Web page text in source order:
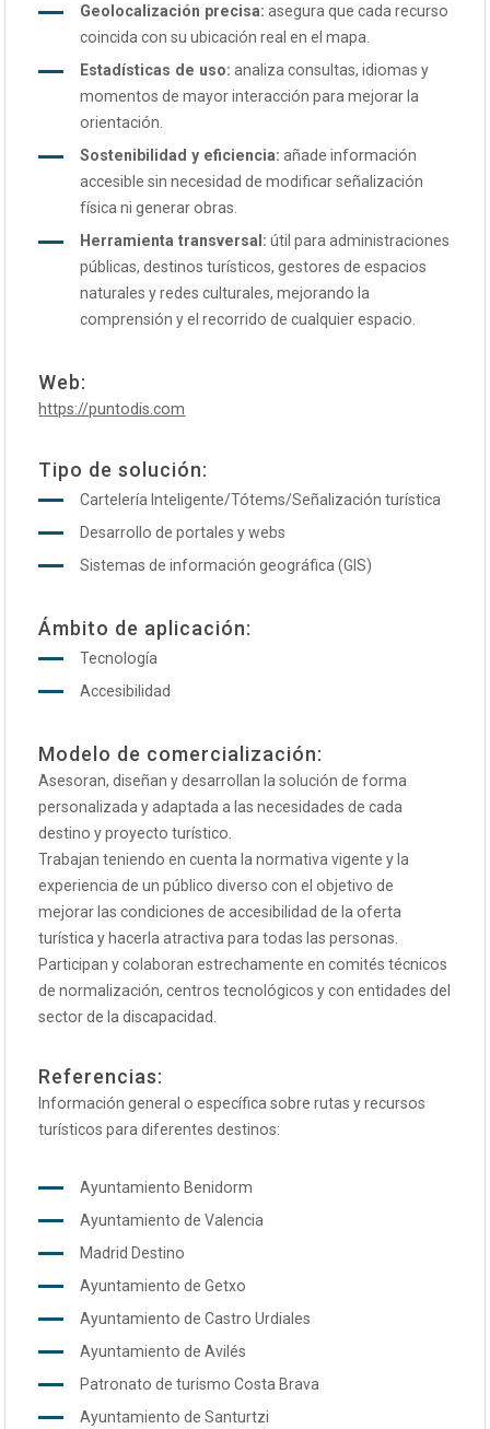
Geolocalización precisa: asegura que cada recurso
coincida con su ubicación real en el mapa.
Estadísticas de uso: analiza consultas, idiomas y
momentos de mayor interacción para mejorar la
orientación.
Sostenibilidad y eficiencia: añade información
accesible sin necesidad de modificar señalización
física ni generar obras.
Herramienta transversal: útil para administraciones
públicas, destinos turísticos, gestores de espacios
naturales y redes culturales, mejorando la
comprensión y el recorrido de cualquier espacio.
Web:
https://puntodis.com
Tipo de solución:
Cartelería Inteligente/Tótems/Señalización turística
Desarrollo de portales y webs
Sistemas de información geográfica (GIS)
Ámbito de aplicación:
Tecnología
Accesibilidad
Modelo de comercialización:
Asesoran, diseñan y desarrollan la solución de forma
personalizada y adaptada a las necesidades de cada
destino y proyecto turístico.
Trabajan teniendo en cuenta la normativa vigente y la
experiencia de un público diverso con el objetivo de
mejorar las condiciones de accesibilidad de la oferta
turística y hacerla atractiva para todas las personas.
Participan y colaboran estrechamente en comités técnicos
de normalización, centros tecnológicos y con entidades del
sector de la discapacidad.
Referencias:
Información general o específica sobre rutas y recursos
turísticos para diferentes destinos:
Ayuntamiento Benidorm
Ayuntamiento de Valencia
Madrid Destino
Ayuntamiento de Getxo
Ayuntamiento de Castro Urdiales
Ayuntamiento de Avilés
Patronato de turismo Costa Brava
Ayuntamiento de Santurtzi